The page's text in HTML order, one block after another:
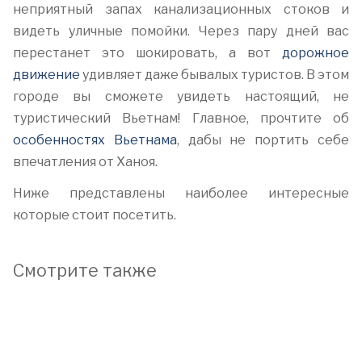
неприятный запах канализационных стоков и
видеть уличные помойки. Через пару дней вас
перестанет это шокировать, а вот дорожное
движение удивляет даже бывалых туристов. В этом
городе вы сможете увидеть настоящий, не
туристический Вьетнам! Главное, прочтите об
особенностях Вьетнама, дабы не портить себе
впечатления от Ханоя.
Ниже представлены наиболее интересные
которые стоит посетить.
Смотрите также